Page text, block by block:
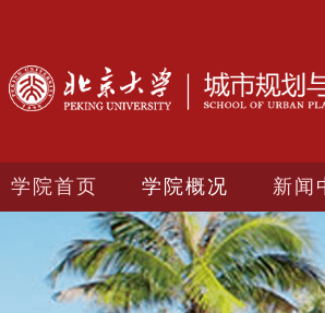
学院首页 学院概况 新闻